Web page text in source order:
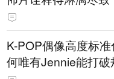
K-POP偶像高度标
何唯有Jennie能打破